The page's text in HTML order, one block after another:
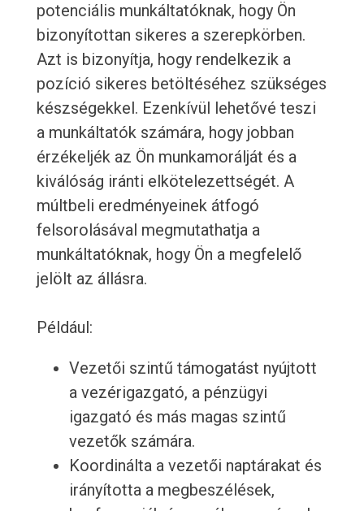
potenciális munkáltatóknak, hogy Ön
bizonyítottan sikeres a szerepkörben.
Azt is bizonyítja, hogy rendelkezik a
pozíció sikeres betöltéséhez szükséges
készségekkel. Ezenkívül lehetővé teszi
a munkáltatók számára, hogy jobban
érzékeljék az Ön munkamorálját és a
kiválóság iránti elkötelezettségét. A
múltbeli eredményeinek átfogó
felsorolásával megmutathatja a
munkáltatóknak, hogy Ön a megfelelő
jelölt az állásra.
Például:
Vezetői szintű támogatást nyújtott
a vezérigazgató, a pénzügyi
igazgató és más magas szintű
vezetők számára.
Koordinálta a vezetői naptárakat és
irányította a megbeszélések,